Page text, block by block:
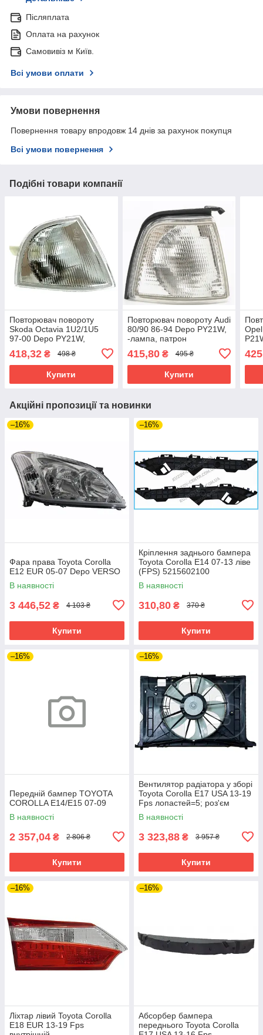
Післяплата
Оплата на рахунок
Самовивіз м Київ.
Всі умови оплати
Умови повернення
Повернення товару впродовж 14 днів за рахунок покупця
Всі умови повернення
Подібні товари компанії
Повторювач повороту
Skoda Octavia 1U2/1U5
97-00 Depo PY21W,
418,32 ₴ 498 ₴
Купити
Повторювач повороту Audi
80/90 86-94 Depo PY21W,
-лампа, патрон
415,80₴ 495 ₴
Купити
Акційні пропозиції та новинки
–16%
Фара права Toyota Corolla
E12 EUR 05-07 Depo VERSO
В наявності
3 446,52 ₴ 4 103 ₴
Купити
–16%
Кріплення заднього бампера
Toyota Corolla E14 07-13 ліве
(FPS) 5215602100
В наявності
310,80 ₴ 370 ₴
Купити
–16%
Передній бампер TOYOTA
COROLLA E14/E15 07-09
В наявності
2 357,04 ₴ 2 806 ₴
Купити
–16%
Вентилятор радіатора у зборі
Toyota Corolla E17 USA 13-19
Fps лопастей=5; роз'єм
овальний
В наявності
3 323,88 ₴ 3 957 ₴
Купити
–16%
Ліхтар лівий Toyota Corolla
E18 EUR 13-19 Fps
–16%
Абсорбер бампера
переднього Toyota Corolla